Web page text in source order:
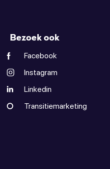
Bezoek ook
Facebook
Instagram
Linkedin
Transitiemarketing